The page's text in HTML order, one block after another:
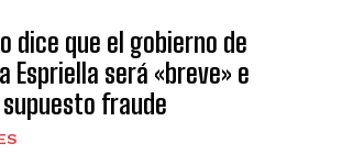
dice que el gobierno de
Espriella será «breve» e
fraude